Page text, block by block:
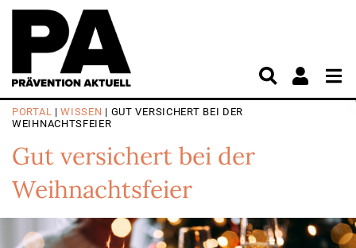
PORTAL |WISSEN | GUT VERSICHERT BEI DER
WEIHNACHTSFEIER
Gut versichert bei der
Weihnachtsfeier